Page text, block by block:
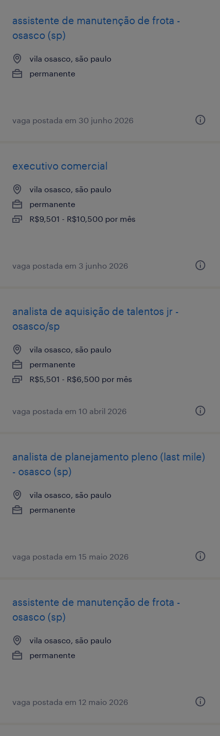
assistente de manutenção de frota -
osasco (sp)
vila osasco, são paulo
permanente
vaga postada em 30 junho 2026
executivo comercial
vila osasco, são paulo
permanente
R$9,501 - R$10,500 por mês
vaga postada em 3 junho 2026
analista de aquisição de talentos jr -
osasco/sp
vila osasco, são paulo
permanente
R$5,501 - R$6,500 por mês
vaga postada em 10 abril 2026
analista de planejamento pleno (last mile)
- osasco (sp)
vila osasco, são paulo
permanente
vaga postada em 15 maio 2026
assistente de manutenção de frota -
osasco (sp)
vila osasco, são paulo
permanente
vaga postada em 12 maio 2026